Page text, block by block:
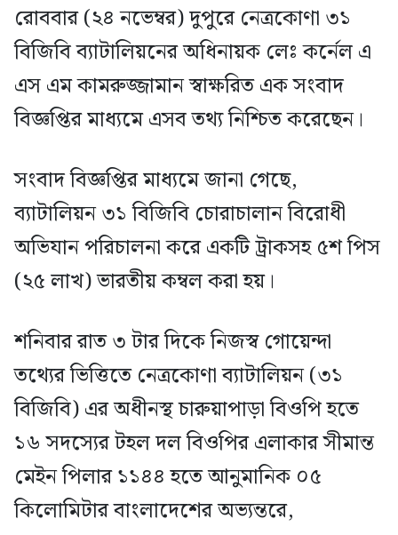
রোববার (২৪ নভেম্বর) দুপুরে নেত্রকোণা ৩১
বিজিবি ব্যাটালিয়নের অধিনায়ক লেঃ কর্নেল এ
এস এম কামরুজ্জামান স্বাক্ষরিত এক সংবাদ
বিজ্ঞপ্তির মাধ্যমে এসব তথ্য নিশ্চিত করেছেন।
সংবাদ বিজ্ঞপ্তির মাধ্যমে জানা গেছে,
ব্যাটালিয়ন ৩১ বিজিবি চোরাচালান বিরোধী
অভিযান পরিচালনা করে একটি ট্রাকসহ ৫শ পিস
(২৫ লাখ) ভারতীয় কম্বল করা হয়।
শনিবার রাত ৩ টার দিকে নিজস্ব গোয়েন্দা
তথ্যের ভিত্তিতে নেত্রকোণা ব্যাটালিয়ন (৩১
বিজিবি) এর অধীনস্থ চারুয়াপাড়া বিওপি হতে
১৬ সদস্যের টহল দল বিওপির এলাকার সীমান্ত
মেইন পিলার ১১৪৪ হতে আনুমানিক ০৫
কিলোমিটার বাংলাদেশের অভ্যন্তরে,